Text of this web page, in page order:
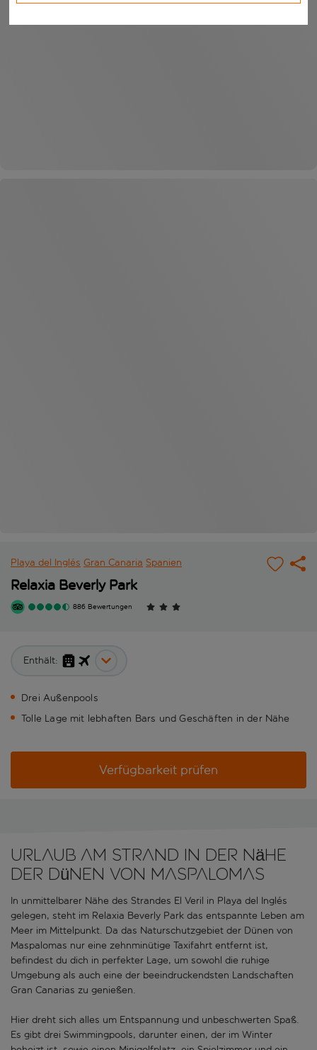
Playa del Inglés Gran Canaria Spanien
Relaxia Beverly Park
886 Bewertungen
Enthält:
Drei Außenpools
Tolle Lage mit lebhaften Bars und Geschäften in der Nähe
Verfügbarkeit prüfen
Urlaub am Strand in der Nähe
der Dünen von Maspalomas
In unmittelbarer Nähe des Strandes El Veril in Playa del Inglés
gelegen, steht im Relaxia Beverly Park das entspannte Leben am
Meer im Mittelpunkt. Da das Naturschutzgebiet der Dünen von
Maspalomas nur eine zehnminütige Taxifahrt entfernt ist,
befindest du dich in perfekter Lage, um sowohl die ruhige
Umgebung als auch eine der beeindruckendsten Landschaften
Gran Canarias zu genießen.
Hier dreht sich alles um Entspannung und unbeschwerten Spaß.
Es gibt drei Swimmingpools, darunter einen, der im Winter